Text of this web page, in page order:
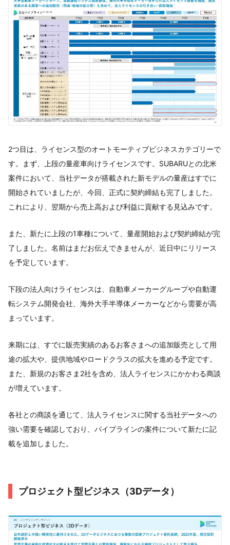
2つ目は、ライセンス型のオートモーティブビジネスカテゴリーで
す。まず、上段の量産車向けライセンスです。SUBARUとの北米
案件において、当社データが搭載された新モデルの量産はすでに
開始されていましたが、今回、正式に契約締結も完了しました。
これにより、翌期から売上高および利益に貢献する見込みです。
また、新たに上段の1車種について、量産開始および契約締結が完
了しました。名前はまだお伝えできませんが、近日中にリリース
を予定しています。
下段の法人向けライセンスは、自動車メーカーグループや自動運
転システム開発会社、海外大手半導体メーカーなどから需要が高
まっています。
来期には、すでに販売実績のあるお客さまへの追加販売として用
途の拡大や、提供地域やロードクラスの拡大を進める予定です。
また、新規のお客さま2社を含め、法人ライセンスにかかわる商談
が増えています。
各社との商談を通じて、法人ライセンスに関する当社データへの
強い需要を確認しており、パイプラインの案件について新たに記
載を追加しました。
プロジェクト型ビジネス（3Dデータ）